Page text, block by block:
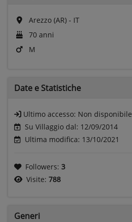
Arezzo (AR) - IT
70 anni
M
Date e Statistiche
Ultimo accesso: Non disponibile
Su Villaggio dal: 12/09/2014
Ultima modifica: 13/10/2021
Followers: 3
Visite: 788
Generi